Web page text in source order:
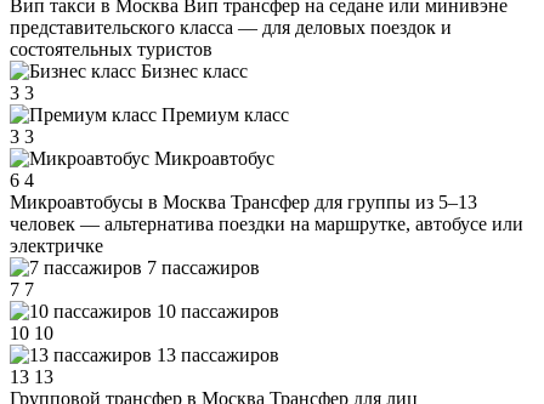
Вип такси в Москва Вип трансфер на седане или минивэне
представительского класса — для деловых поездок и
состоятельных туристов
Бизнес класс
3 3
Премиум класс
3 3
Микроавтобус
6 4
Микроавтобусы в Москва Трансфер для группы из 5–13
человек — альтернатива поездки на маршрутке, автобусе или
электричке
7 пассажиров
7 7
10 пассажиров
10 10
13 пассажиров
13 13
Групповой трансфер в Москва Трансфер для лиц